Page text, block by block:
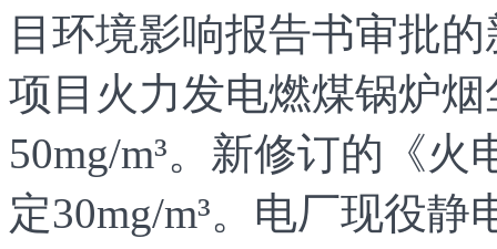
目环境影响报告书审批
项目火力发电燃煤锅炉
50mg/m³。新修订的《
定30mg/m³。电厂现役